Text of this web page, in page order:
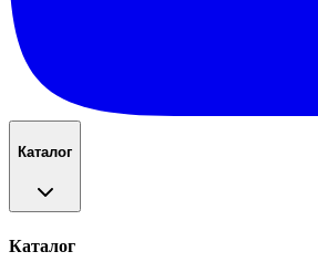
Каталог
Каталог